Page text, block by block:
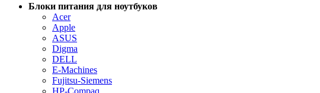
Блоки питания для ноутбуков
Acer
Apple
ASUS
Digma
DELL
E-Machines
Fujitsu-Siemens
HP-Compaq